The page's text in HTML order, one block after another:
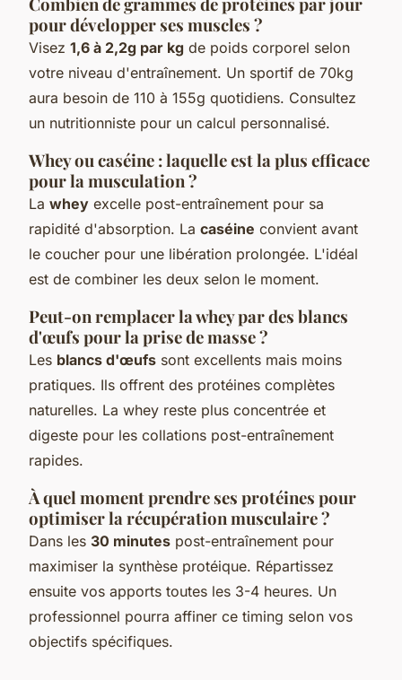
pour développer ses muscles ?
Visez 1,6 à 2,2g par kg de poids corporel selon
votre niveau d'entraînement. Un sportif de 70kg
aura besoin de 110 à 155g quotidiens. Consultez
un nutritionniste pour un calcul personnalisé.
Whey ou caséine : laquelle est la plus efficace
pour la musculation ?
La whey excelle post-entraînement pour sa
rapidité d'absorption. La caséine convient avant
le coucher pour une libération prolongée. L'idéal
est de combiner les deux selon le moment.
Peut-on remplacer la whey par des blancs
d'œufs pour la prise de masse ?
Les blancs d'œufs sont excellents mais moins
pratiques. Ils offrent des protéines complètes
naturelles. La whey reste plus concentrée et
digeste pour les collations post-entraînement
rapides.
À quel moment prendre ses protéines pour
optimiser la récupération musculaire ?
Dans les 30 minutes post-entraînement pour
maximiser la synthèse protéique. Répartissez
ensuite vos apports toutes les 3-4 heures. Un
professionnel pourra affiner ce timing selon vos
objectifs spécifiques.